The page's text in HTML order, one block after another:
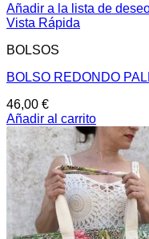
Añadir a la lista de
Vista Rápida
BOLSOS
BOLSO REDONDO
46,00 €
Añadir al carrito